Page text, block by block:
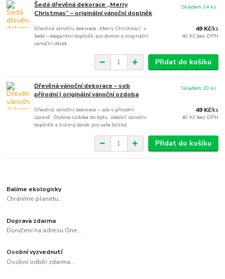
Šedá dřevěná dekorace „Merry
Christmas“ – originální vánoční doplněk
Dřevěná vánoční dekorace „Merry Christmas“ v
šedé – elegantní doplněk pro domov a originální
vánoční dárek.
49 Kč/ks
40 Kč bez DPH
Skladem 14 ks
Přidat do košíku
Dřevěná vánoční dekorace – sob
přírodní | originální vánoční ozdoba
Dřevěná vánoční dekorace – sob v přírodní
úpravě. Stylová ozdoba do bytu, ideální vánoční
doplněk a krásný dárek pro vaše blízké.
49 Kč/ks
40 Kč bez DPH
Skladem 20 ks
Přidat do košíku
Balíme ekologicky
Chráníme planetu...
Doprava zdarma
Doručení na adresu One...
Osobní vyzvednutí
Osobní odběr zdarma...